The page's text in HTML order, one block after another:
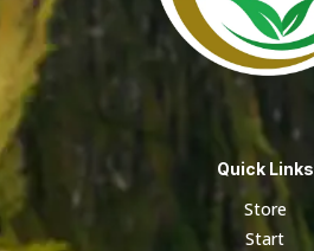
Quick Links
Store
Start